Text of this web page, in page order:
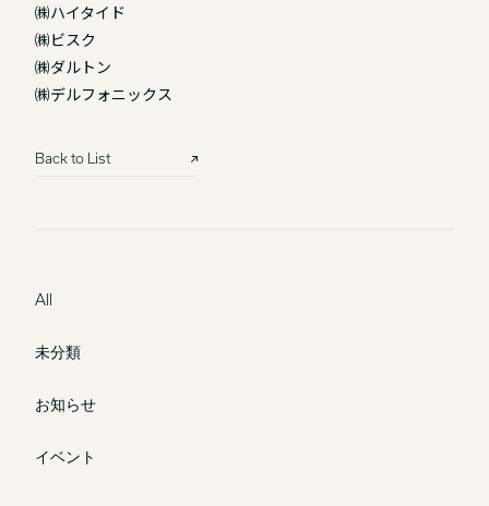
㈱ハイタイド
㈱ビスク
㈱ダルトン
㈱デルフォニックス
Back to List
All
未分類
お知らせ
イベント